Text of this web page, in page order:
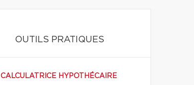
OUTILS PRATIQUES
CALCULATRICE HYPOTHÉCAIRE